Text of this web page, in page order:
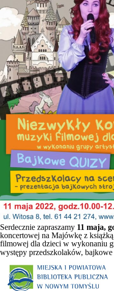
Serdecznie zapraszamy 11 maja,
koncertowej na Majówkę z
filmowej dla dzieci w wykonaniu
występy przedszkolaków,